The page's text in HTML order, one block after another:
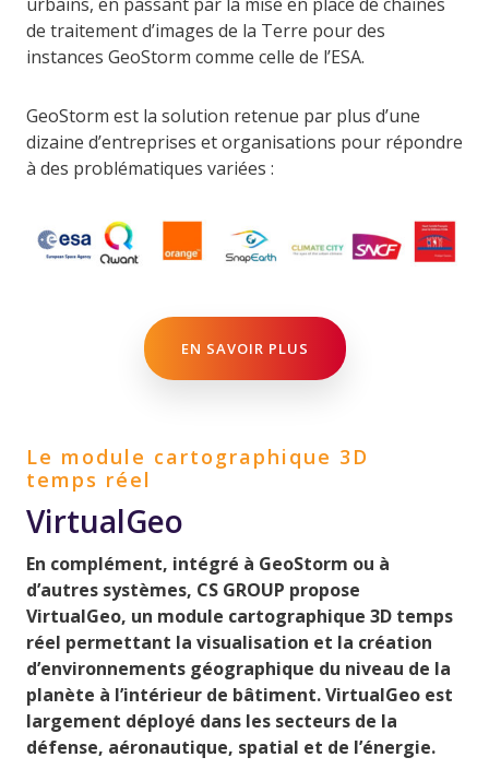
de traitement d’images de la Terre pour des
instances GeoStorm comme celle de l’ESA.
GeoStorm est la solution retenue par plus d’une
dizaine d’entreprises et organisations pour répondre
à des problématiques variées :
EN SAVOIR PLUS
Le module cartographique 3D
temps réel
VirtualGeo
En complément, intégré à GeoStorm ou à
d’autres systèmes, CS GROUP propose
VirtualGeo, un module cartographique 3D temps
réel permettant la visualisation et la création
d’environnements géographique du niveau de la
planète à l’intérieur de bâtiment. VirtualGeo est
largement déployé dans les secteurs de la
défense, aéronautique, spatial et de l’énergie.